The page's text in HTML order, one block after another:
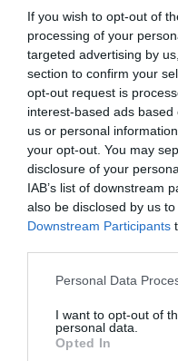
If you wish to opt-out of
processing of your
targeted advertising by
section to confirm your
opt-out request is
interest-based ads
us or personal
your opt-out. You may
disclosure of your
IAB’s list of downstream
also be disclosed by us
Downstream Participants
Please note that this
not limited to your visit or
grant or deny consent to
use your data for below
Personal Data
I want to opt-out of
personal data.
Opted In
ΠΟΛΙΤΙΚΗ
08.08.2026 | 09:02
του Αρκά για τα